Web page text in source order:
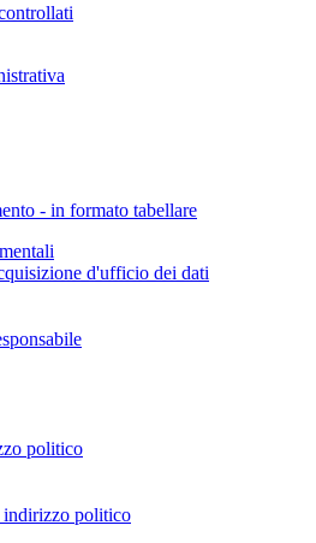
- in formato tabellare
d'ufficio dei dati
politico
indirizzo politico